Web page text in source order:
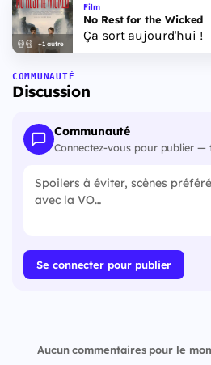
+1 autre
Film
No Rest for the Wicked
Ça sort aujourd'hui !
COMMUNAUTÉ
Discussion
Communauté
Connectez-vous pour publier
Se connecter pour publier
Aucun commentaires pour le